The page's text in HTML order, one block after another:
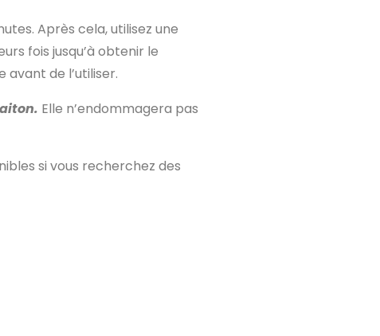
Après cela, utilisez une
fois jusqu’à obtenir le
de l’utiliser.
Elle n’endommagera pas
si vous recherchez des